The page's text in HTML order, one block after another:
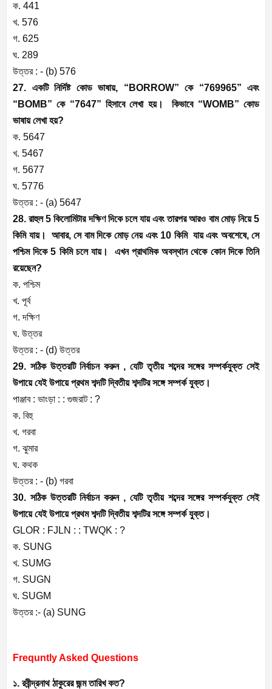
ক. 441
খ. 576
গ. 625
ঘ. 289
উত্তর : - (b) 576
27. একটি নির্দিষ্ট কোড ভাষায়, “BORROW” কে “769965” এবং
“BOMB” কে “7647” হিসাবে লেখা হয়। কিভাবে “WOMB” কোড
ভাষায় লেখা হয়?
ক. 5647
খ. 5467
গ. 5677
ঘ. 5776
উত্তর : - (a) 5647
28. রাহুল 5 কিলোমিটার দক্ষিণ দিকে চলে যায় এবং তারপর আরও বাম মোড় নিয়ে 5
কিমি যায়। আবার, সে বাম দিকে মোড় নেয় এবং 10 কিমি যায় এবং অবশেষে, সে
পশ্চিম দিকে 5 কিমি চলে যায়। এখন প্রাথমিক অবস্থান থেকে কোন দিকে তিনি
রয়েছেন?
ক. পশ্চিম
খ. পূর্ব
গ. দক্ষিণ
ঘ. উত্তর
উত্তর : - (d) উত্তর
29. সঠিক উত্তরটি নির্বাচন করুন , যেটি তৃতীয় শব্দের সঙ্গের সম্পর্কযুক্ত সেই
উপায়ে যেই উপায়ে প্রথম শব্দটি দ্বিতীয় শব্দটির সঙ্গে সম্পর্ক যুক্ত।
পাঞ্জাব : ভাংড়া : : গুজরাট : ?
ক. বিহু
খ. গরবা
গ. ঝুমার
ঘ. কথক
উত্তর : - (b) গরবা
30. সঠিক উত্তরটি নির্বাচন করুন , যেটি তৃতীয় শব্দের সঙ্গের সম্পর্কযুক্ত সেই
উপায়ে যেই উপায়ে প্রথম শব্দটি দ্বিতীয় শব্দটির সঙ্গে সম্পর্ক যুক্ত।
GLOR : FJLN : : TWQK : ?
ক. SUNG
খ. SUMG
গ. SUGN
ঘ. SUGM
উত্তর :- (a) SUNG
Frequntly Asked Questions
১. রবীন্দ্রনাথ ঠাকুরের জন্ম তারিখ কত?